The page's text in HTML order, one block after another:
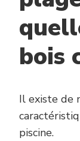
bois
Il existe de
piscine.